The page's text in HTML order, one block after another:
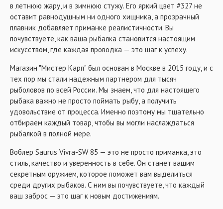
в летнюю жару, и в зимнюю стужу. Его яркий цвет #327 не
оставит равнодушным ни одного хищника, а прозрачный
плавник добавляет приманке реалистичности. Вы
почувствуете, как ваша рыбалка становится настоящим
искусством, где каждая проводка — это шаг к успеху.
Магазин "Мистер Карп" был основан в Москве в 2015 году, и с
тех пор мы стали надежным партнером для тысяч
рыболовов по всей России. Мы знаем, что для настоящего
рыбака важно не просто поймать рыбу, а получить
удовольствие от процесса. Именно поэтому мы тщательно
отбираем каждый товар, чтобы вы могли наслаждаться
рыбалкой в полной мере.
Воблер Saurus Vivra-SW 85 — это не просто приманка, это
стиль, качество и уверенность в себе. Он станет вашим
секретным оружием, которое поможет вам выделиться
среди других рыбаков. С ним вы почувствуете, что каждый
ваш заброс — это шаг к новым достижениям.